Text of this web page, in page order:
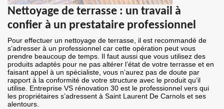
Nettoyage de terrasse : un travail à
confier à un prestataire professionnel
Pour effectuer un nettoyage de terrasse, il est recommandé de
s’adresser à un professionnel car cette opération peut vous
prendre beaucoup de temps. Il faut aussi que vous utilisez des
produits adaptés pour ne pas altérer l’état de votre terrasse et en
faisant appel à un spécialiste, vous n’aurez pas de doute par
rapport à la conformité de votre structure avec le produit qu’il
utilise. Entreprise VS rénovation 30 est le professionnel vers qui
les propriétaires s’adressent à Saint Laurent De Carnols et ses
alentours.